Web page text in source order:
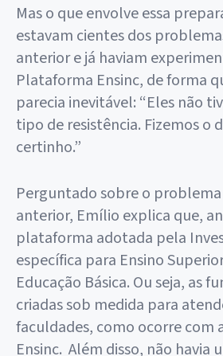
Mas o que envolve essa
estavam cientes dos
anterior e já haviam
Plataforma Ensinc, de forma
parecia inevitável: “Eles não
tipo de resistência. Fizemos o
certinho.”
Perguntado sobre o
anterior, Emílio explica que,
plataforma adotada pela
específica para Ensino
Educação Básica. Ou seja, as
criadas sob medida para
faculdades, como ocorre com
Ensinc. Além disso, não havia